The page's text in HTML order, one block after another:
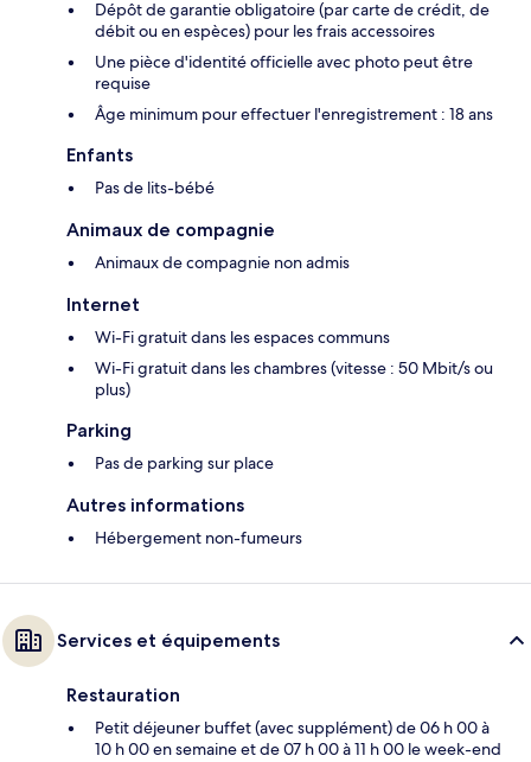
Dépôt de garantie obligatoire (par carte de crédit, de
débit ou en espèces) pour les frais accessoires
Une pièce d'identité officielle avec photo peut être
requise
Âge minimum pour effectuer l'enregistrement : 18 ans
Enfants
Pas de lits-bébé
Animaux de compagnie
Animaux de compagnie non admis
Internet
Wi-Fi gratuit dans les espaces communs
Wi-Fi gratuit dans les chambres (vitesse : 50 Mbit/s ou
plus)
Parking
Pas de parking sur place
Autres informations
Hébergement non-fumeurs
Services et équipements
Restauration
Petit déjeuner buffet (avec supplément) de 06 h 00 à
10 h 00 en semaine et de 07 h 00 à 11 h 00 le week-end